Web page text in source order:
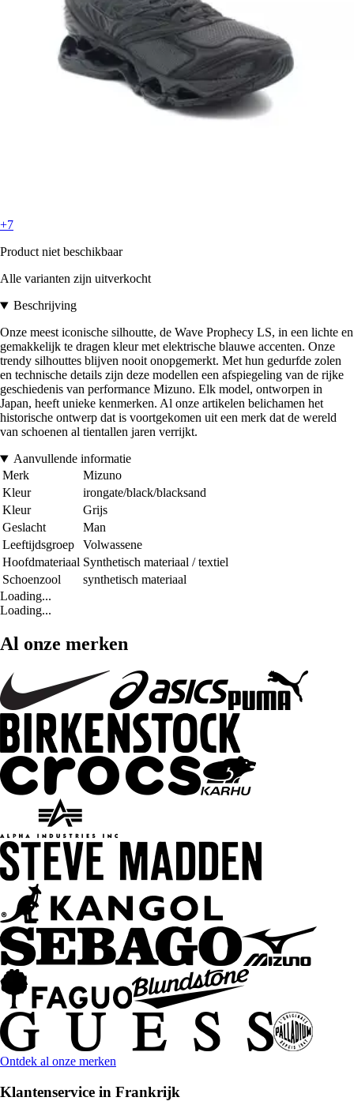
+7
Product niet beschikbaar
Alle varianten zijn uitverkocht
Beschrijving
Onze meest iconische silhoutte, de Wave Prophecy LS, in een lichte en
gemakkelijk te dragen kleur met elektrische blauwe accenten. Onze
trendy silhouttes blijven nooit onopgemerkt. Met hun gedurfde zolen
en technische details zijn deze modellen een afspiegeling van de rijke
geschiedenis van performance Mizuno. Elk model, ontworpen in
Japan, heeft unieke kenmerken. Al onze artikelen belichamen het
historische ontwerp dat is voortgekomen uit een merk dat de wereld
van schoenen al tientallen jaren verrijkt.
Aanvullende informatie
Merk
Mizuno
Kleur
irongate/black/blacksand
Kleur
Grijs
Geslacht
Man
Leeftijdsgroep
Volwassene
Hoofdmateriaal Synthetisch materiaal / textiel
Schoenzool
synthetisch materiaal
Loading...
Loading...
Al onze merken
Ontdek al onze merken
Klantenservice in Frankrijk